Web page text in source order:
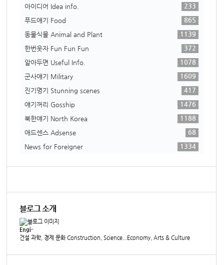
아이디어 Idea info.
233
푸드얘기 Food
865
동물식물 Animal and Plant
1139
한번웃자 Fun Fun Fun
372
알아두면 Useful Info.
1078
군사얘기 Military
1609
진기명기 Stunning scenes
417
얘기꺼리 Gosship
1476
북한얘기 North Korea
1188
애드센스 Adsense
68
News for Foreigner
1334
블로그 소개
Engi-
건설 과학, 경제 문화 Construction, Science...Economy, Arts & Culture